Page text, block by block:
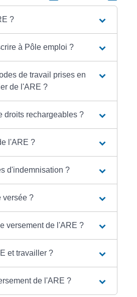
?
à Pôle emploi ?
de travail prises en
de l'ARE ?
droits rechargeables ?
l'ARE ?
d'indemnisation ?
versée ?
versement de l'ARE ?
et travailler ?
de l'ARE ?